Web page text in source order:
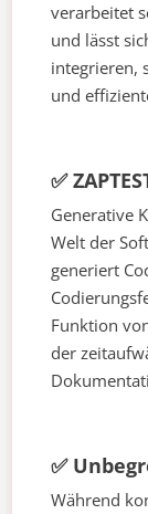
verarbeitet
und lässt
integrieren,
und
✅
Generative
Welt der
generiert
Funktion
der
✅
Während